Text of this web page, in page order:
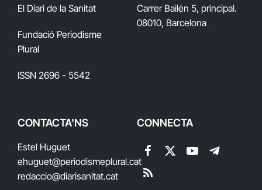
El Diari de la Sanitat
Fundació Periodisme
Plural
ISSN 2696 - 5542
Carrer Bailén 5, principal.
08010, Barcelona
CONTACTA'NS
Estel Huguet
ehuguet@periodismeplural.cat
redaccio@diarisanitat.cat
CONNECTA
Facebook
X
YouTubeTelegram
RSS